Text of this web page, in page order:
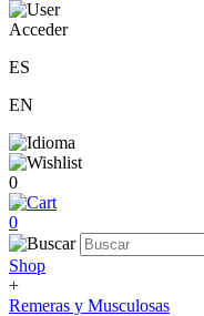
Acceder
ES
EN
0
0
Shop
+
Remeras y Musculosas